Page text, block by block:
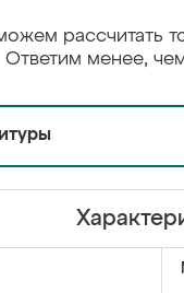
рассчитать
Ответим менее,